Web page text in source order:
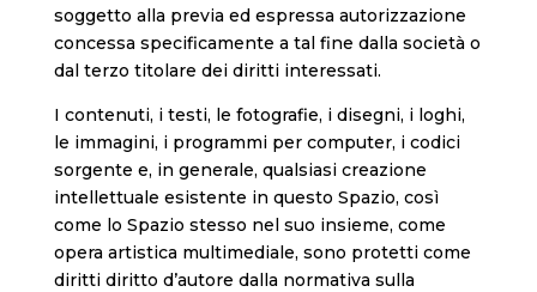
soggetto alla previa ed espressa autorizzazione
concessa specificamente a tal fine dalla società o
dal terzo titolare dei diritti interessati.
I contenuti, i testi, le fotografie, i disegni, i loghi,
le immagini, i programmi per computer, i codici
sorgente e, in generale, qualsiasi creazione
intellettuale esistente in questo Spazio, così
come lo Spazio stesso nel suo insieme, come
opera artistica multimediale, sono protetti come
diritti diritto d’autore dalla normativa sulla